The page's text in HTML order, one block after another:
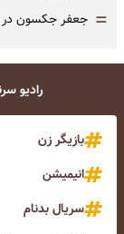
= جعفر جکسون در
رادیو
بازیگر زن
انیمیشن
سریال بدنام